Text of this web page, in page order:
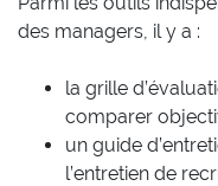
des managers, il y a :
la grille
comparer
un guide
l’entretien de